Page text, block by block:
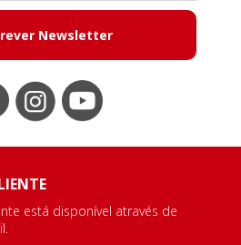
Newsletter
está disponível através de